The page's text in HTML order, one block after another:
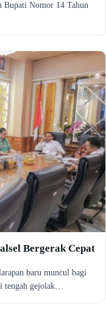
Bupati Nomor 14 Tahun
Bergerak Cepat
baru muncul bagi
tengah gejolak…